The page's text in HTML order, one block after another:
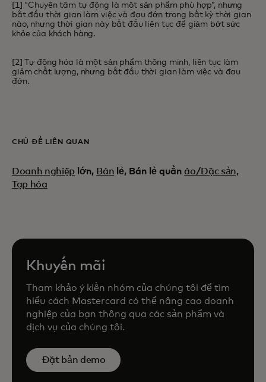
[1] “Chuyên tâm tự động là một sản phẩm phù hợp”, nhưng
bắt đầu thời gian làm việc và đau đớn trong bất kỳ thời gian
nào, nhưng thời gian này bắt đầu liên tục để giảm bớt sức
khỏe của khách hàng.
[2] Tự động hóa là một sản phẩm thông minh, liên tục làm
giảm chất lượng, nhưng bắt đầu thời gian làm việc và đau
đớn.
CHỦ ĐỀ LIÊN QUAN
Doanh nghiệp lớn, Bán lẻ, Bán lẻ quần áo/Đặc sản,
Tạp hóa
Khuyến mãi
Tham khảo ý kiến nhóm của chúng tôi để tìm
hiểu cách Mastercard có thể nâng cao doanh
nghiệp của bạn thông qua các sản phẩm và
dịch vụ của chúng tôi.
Đặt bản demo